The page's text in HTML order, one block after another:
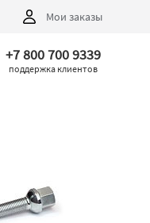
Мои заказы
+7 800 700 9339
поддержка клиентов